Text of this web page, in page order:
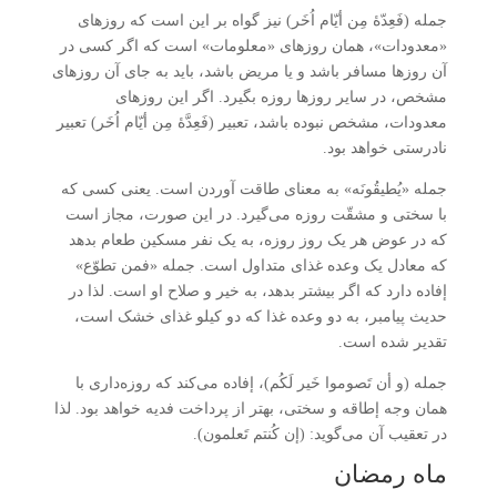
جمله (فَعِدّۀ مِن أیّام اُخَر) نیز گواه بر این است که روزهای
«معدودات»، همان روزهای «معلومات» است که اگر کسی در
آن روزها مسافر باشد و یا مریض باشد، باید به جای آن روزهای
مشخص، در سایر روزها روزه بگیرد. اگر این روزهای
معدودات، مشخص نبوده باشد، تعبیر (فَعِدَّۀ مِن أیّام اُخَر) تعبیر
نادرستی خواهد بود.
جمله «یُطیقُونَه» به معنای طاقت آوردن است. یعنی کسی که
با سختی و مشقّت روزه می‌گیرد. در این صورت، مجاز است
که در عوض هر یک روز روزه، به یک نفر مسکین طعام بدهد
که معادل یک وعده غذای متداول است. جمله «فمن تطوّع»
إفاده دارد که اگر بیشتر بدهد، به خیر و صلاح او است. لذا در
حدیث پیامبر، به دو وعده غذا که دو کیلو غذای خشک است،
تقدیر شده است.
جمله (و أن تَصوموا خَیر لَکُم)، إفاده می‌کند که روزه‌داری با
همان وجه إطاقه و سختی، بهتر از پرداخت فدیه خواهد بود. لذا
در تعقیب آن می‌گوید: (إن کُنتم تَعلمون).
ماه رمضان